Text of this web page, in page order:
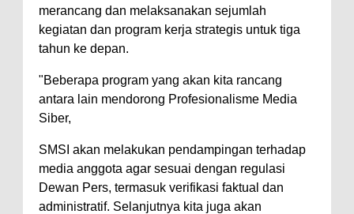
merancang dan melaksanakan sejumlah
kegiatan dan program kerja strategis untuk tiga
tahun ke depan.
"Beberapa program yang akan kita rancang
antara lain mendorong Profesionalisme Media
Siber,
SMSI akan melakukan pendampingan terhadap
media anggota agar sesuai dengan regulasi
Dewan Pers, termasuk verifikasi faktual dan
administratif. Selanjutnya kita juga akan